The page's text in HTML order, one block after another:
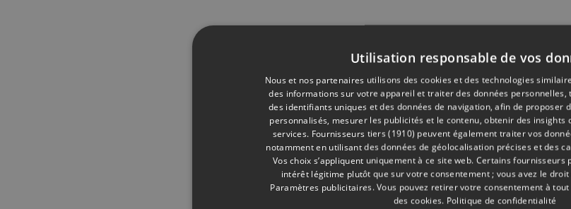
Utilisation responsable de vos
Nous et nos partenaires utilisons des cookies et des technologies
des informations sur votre appareil et traiter des données personnelles,
des identifiants uniques et des données de navigation, afin de proposer
personnalisés, mesurer les publicités et le contenu, obtenir des insights
services. Fournisseurs tiers (1910) peuvent également traiter vos
notamment en utilisant des données de géolocalisation précises et des
Vos choix s’appliquent uniquement à ce site web. Certains
intérêt légitime plutôt que sur votre consentement ; vous avez le droit
Paramètres publicitaires. Vous pouvez retirer votre consentement à
des cookies. Politique de confidentialité